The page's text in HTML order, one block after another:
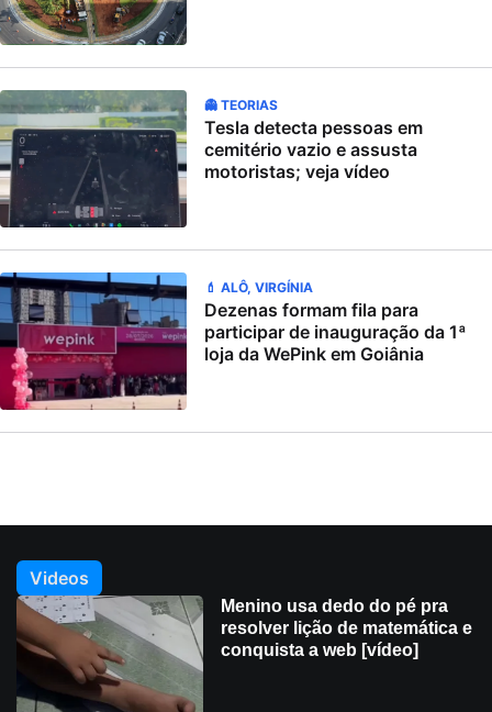
👻 TEORIAS
Tesla detecta pessoas em
cemitério vazio e assusta
motoristas; veja vídeo
💄 ALÔ, VIRGÍNIA
Dezenas formam fila para
participar de inauguração da 1ª
loja da WePink em Goiânia
Videos
Menino usa dedo do pé pra
resolver lição de matemática e
conquista a web [vídeo]